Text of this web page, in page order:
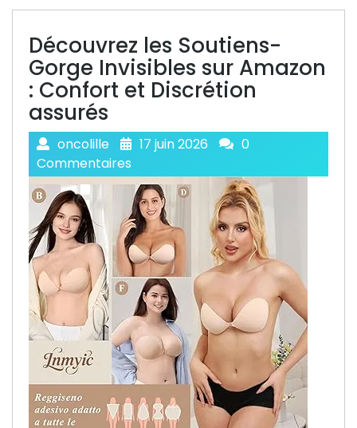
Découvrez les Soutiens-
Gorge Invisibles sur Amazon
: Confort et Discrétion
assurés
oncolille 17 juin 2026
0
Commentaires